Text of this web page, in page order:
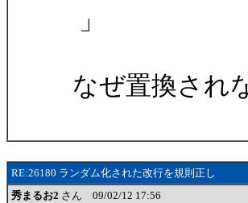
」
なぜ置換され
RE:26180 ランダム化された改行を規則正し
秀まるお2 さん 09/02/12 17:56